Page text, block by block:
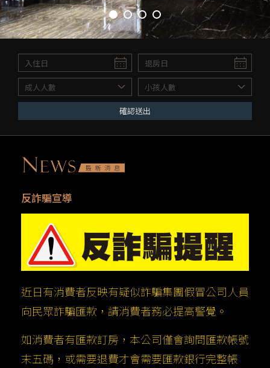
確認送出
反詐騙宣導
近日有消費者反映有疑似詐騙集團假冒公司人員
向民眾詐騙匯款，請消費者務必提高警覺。
如消費者有匯款訂房，本公司僅會詢問匯款帳號
末五碼，或需要退費才會需要匯款銀行完整帳